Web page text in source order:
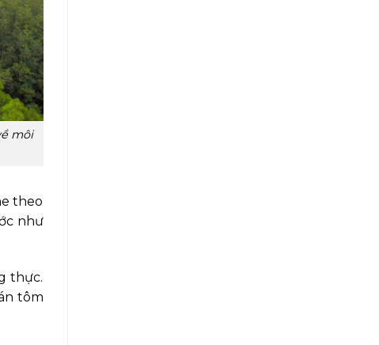
môi
theo
như
thực.
tôm